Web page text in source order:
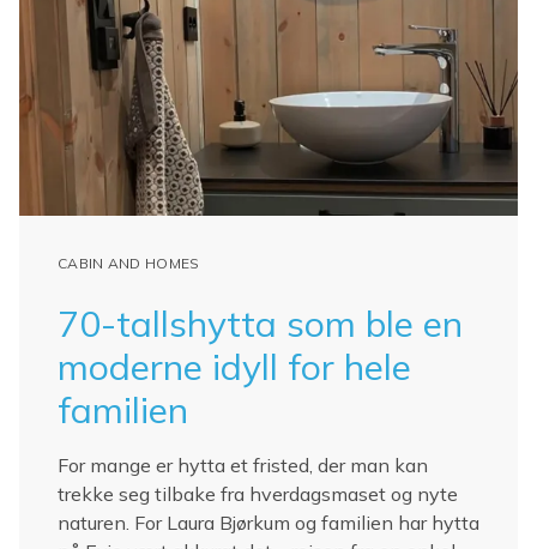
CABIN AND HOMES
70-tallshytta som ble en
moderne idyll for hele
familien
For mange er hytta et fristed, der man kan
trekke seg tilbake fra hverdagsmaset og nyte
naturen. For Laura Bjørkum og familien har hytta